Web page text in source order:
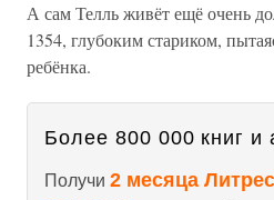
А сам Телль живёт ещё очень
1354, глубоким стариком,
ребёнка.
Более 800 000 книг и
Получи 2 месяца